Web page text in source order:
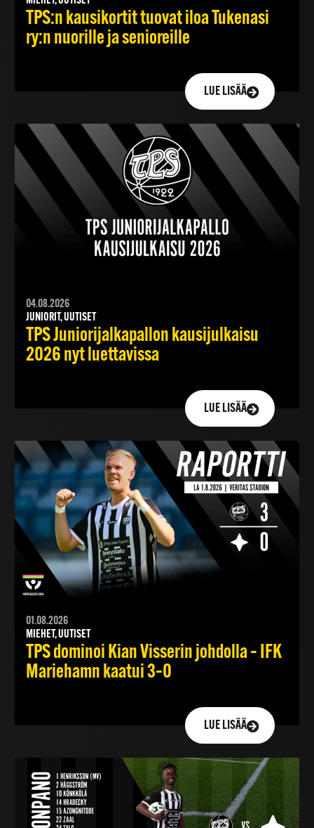
TPS:n kausikortit tuovat iloa Tukenasi
ry:n nuorille ja senioreille
LUE LISÄÄ
04.08.2026
JUNIORIT, UUTISET
TPS Juniorijalkapallon kausijulkaisu
2026 nyt luettavissa
LUE LISÄÄ
01.08.2026
MIEHET, UUTISET
TPS dominoi Kian Visserin johdolla – IFK
Mariehamn kaatui 3–0
LUE LISÄÄ